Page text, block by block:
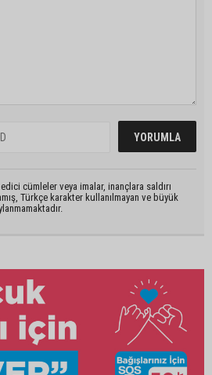
cümleler veya imalar, inançlara saldırı
Türkçe karakter kullanılmayan ve büyük